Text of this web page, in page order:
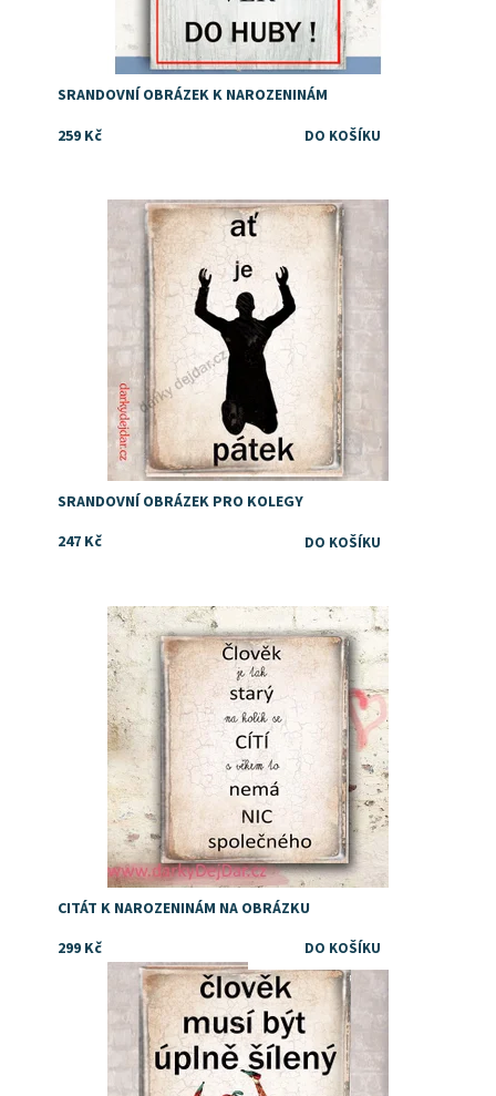
SRANDOVNÍ OBRÁZEK K NAROZENINÁM
259 Kč
Dostupnost: Skladem
SRANDOVNÍ OBRÁZEK PRO KOLEGY
247 Kč
Dostupnost: Skladem
CITÁT K NAROZENINÁM NA OBRÁZKU
299 Kč
Dostupnost:
Skladem